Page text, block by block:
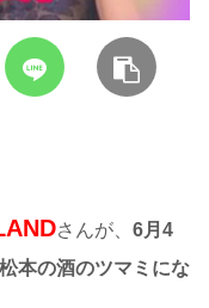
さんが、 6月4
本の酒のツマミにな